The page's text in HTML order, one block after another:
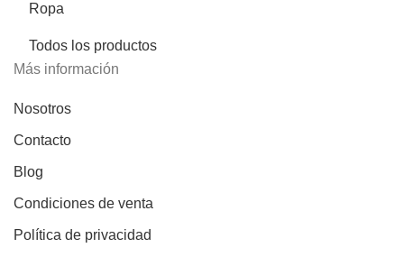
Ropa
Todos los productos
Más información
Nosotros
Contacto
Blog
Condiciones de venta
Política de privacidad